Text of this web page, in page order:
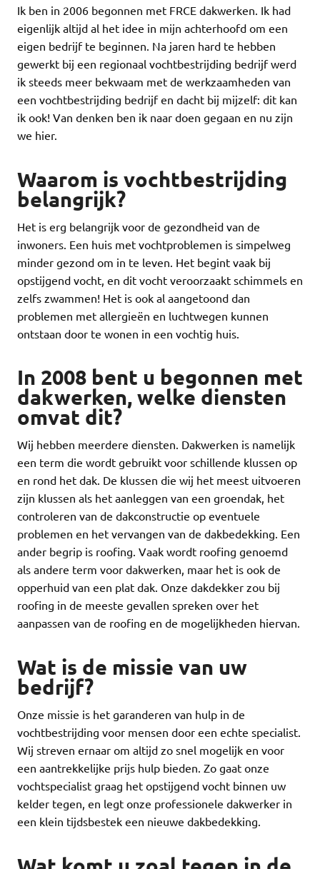
Ik ben in 2006 begonnen met FRCE dakwerken. Ik had
eigenlijk altijd al het idee in mijn achterhoofd om een
eigen bedrijf te beginnen. Na jaren hard te hebben
gewerkt bij een regionaal vochtbestrijding bedrijf werd
ik steeds meer bekwaam met de werkzaamheden van
een vochtbestrijding bedrijf en dacht bij mijzelf: dit kan
ik ook! Van denken ben ik naar doen gegaan en nu zijn
we hier.
Waarom is vochtbestrijding
belangrijk?
Het is erg belangrijk voor de gezondheid van de
inwoners. Een huis met vochtproblemen is simpelweg
minder gezond om in te leven. Het begint vaak bij
opstijgend vocht, en dit vocht veroorzaakt schimmels en
zelfs zwammen! Het is ook al aangetoond dan
problemen met allergieën en luchtwegen kunnen
ontstaan door te wonen in een vochtig huis.
In 2008 bent u begonnen met
dakwerken, welke diensten
omvat dit?
Wij hebben meerdere diensten. Dakwerken is namelijk
een term die wordt gebruikt voor schillende klussen op
en rond het dak. De klussen die wij het meest uitvoeren
zijn klussen als het aanleggen van een groendak, het
controleren van de dakconstructie op eventuele
problemen en het vervangen van de dakbedekking. Een
ander begrip is roofing. Vaak wordt roofing genoemd
als andere term voor dakwerken, maar het is ook de
opperhuid van een plat dak. Onze dakdekker zou bij
roofing in de meeste gevallen spreken over het
aanpassen van de roofing en de mogelijkheden hiervan.
Wat is de missie van uw
bedrijf?
Onze missie is het garanderen van hulp in de
vochtbestrijding voor mensen door een echte specialist.
Wij streven ernaar om altijd zo snel mogelijk en voor
een aantrekkelijke prijs hulp bieden. Zo gaat onze
vochtspecialist graag het opstijgend vocht binnen uw
kelder tegen, en legt onze professionele dakwerker in
een klein tijdsbestek een nieuwe dakbedekking.